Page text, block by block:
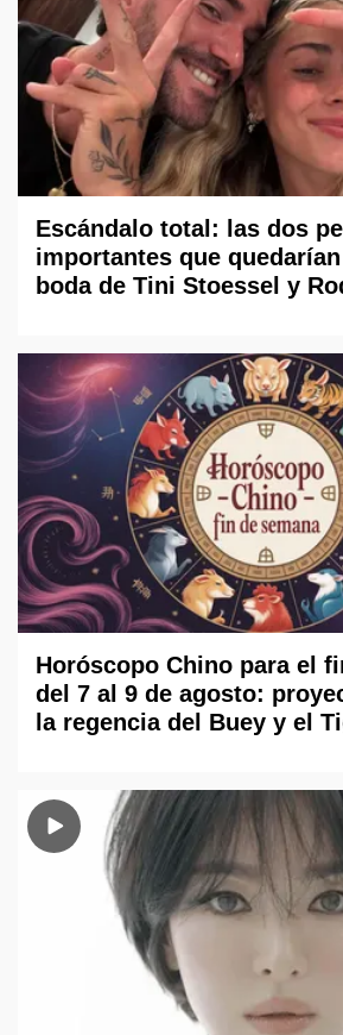
Escándalo total: las dos
importantes que
boda de Tini Stoessel y
Horóscopo Chino para el
del 7 al 9 de agosto:
la regencia del Buey y el